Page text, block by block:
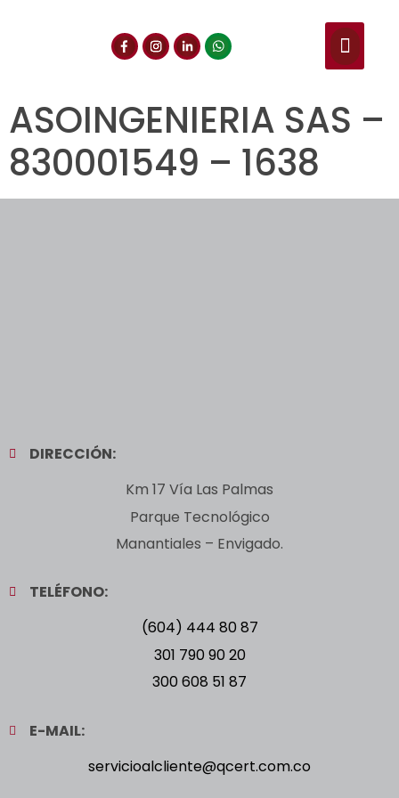
ASOINGENIERIA SAS –
830001549 – 1638
DIRECCIÓN:
Km 17 Vía Las Palmas
Parque Tecnológico
Manantiales – Envigado.
TELÉFONO:
(604) 444 80 87
301 790 90 20
300 608 51 87
E-MAIL:
servicioalcliente@qcert.com.co